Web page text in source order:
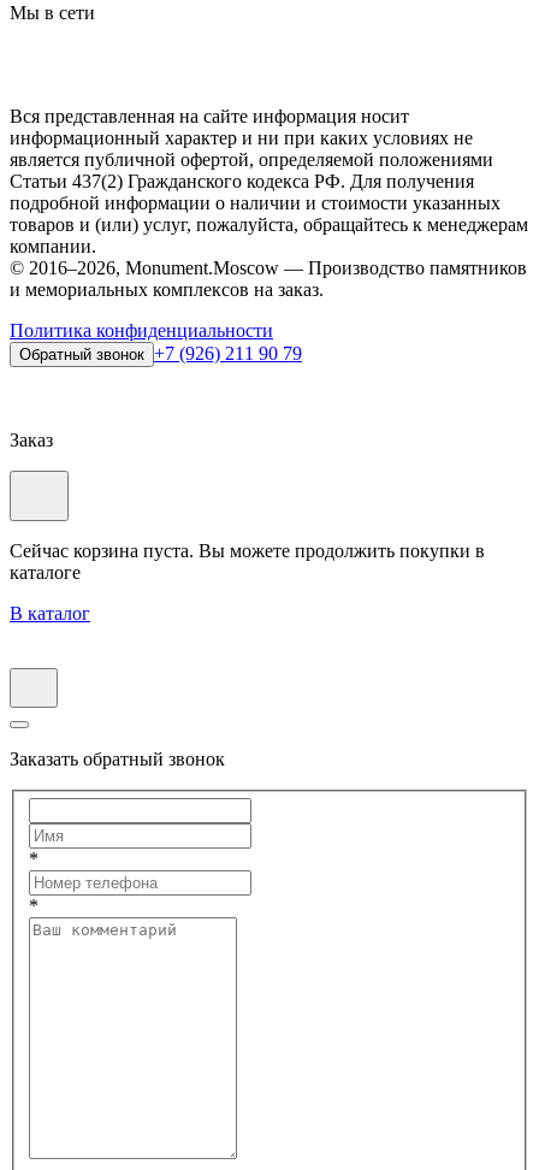
Мы в сети
Вся представленная на сайте информация носит
информационный характер и ни при каких условиях не
является публичной офертой, определяемой положениями
Статьи 437(2) Гражданского кодекса РФ. Для получения
подробной информации о наличии и стоимости указанных
товаров и (или) услуг, пожалуйста, обращайтесь к менеджерам
компании.
© 2016–2026, Monument.Moscow — Производство памятников
и мемориальных комплексов на заказ.
Политика конфиденциальности
Обратный звонок +7 (926) 211 90 79
Заказ
Сейчас корзина пуста. Вы можете продолжить покупки в
каталоге
В каталог
Заказать обратный звонок
*
*